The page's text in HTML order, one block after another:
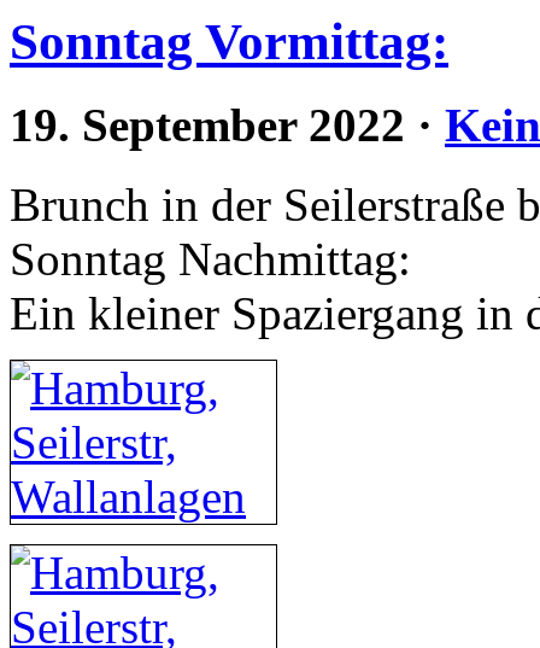
Sonntag Vormittag:
19. September 2022 ·
Brunch in der Seilerstraße
Sonntag Nachmittag:
Ein kleiner Spaziergang in